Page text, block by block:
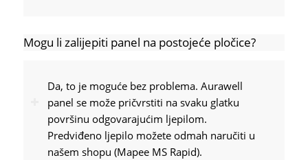
Mogu li zalijepiti panel na postojeće pločice?
Da, to je moguće bez problema. Aurawell
panel se može pričvrstiti na svaku glatku
površinu odgovarajućim ljepilom.
Predviđeno ljepilo možete odmah naručiti u
našem shopu (Mapee MS Rapid).